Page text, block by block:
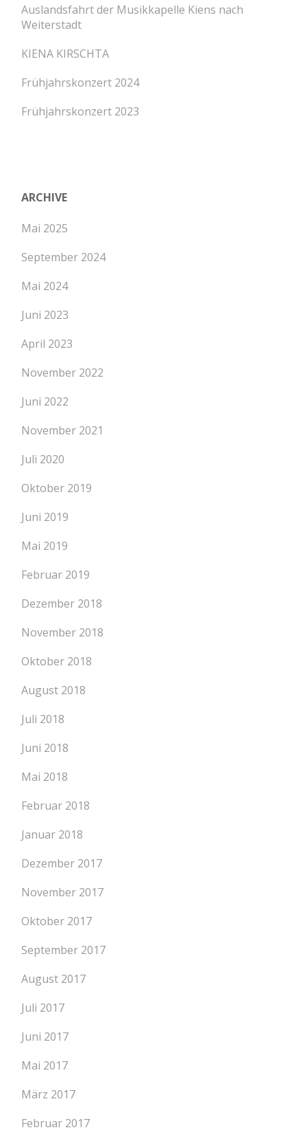
Auslandsfahrt der Musikkapelle Kiens nach
Weiterstadt
KIENA KIRSCHTA
Frühjahrskonzert 2024
Frühjahrskonzert 2023
ARCHIVE
Mai 2025
September 2024
Mai 2024
Juni 2023
April 2023
November 2022
Juni 2022
November 2021
Juli 2020
Oktober 2019
Juni 2019
Mai 2019
Februar 2019
Dezember 2018
November 2018
Oktober 2018
August 2018
Juli 2018
Juni 2018
Mai 2018
Februar 2018
Januar 2018
Dezember 2017
November 2017
Oktober 2017
September 2017
August 2017
Juli 2017
Juni 2017
Mai 2017
März 2017
Februar 2017